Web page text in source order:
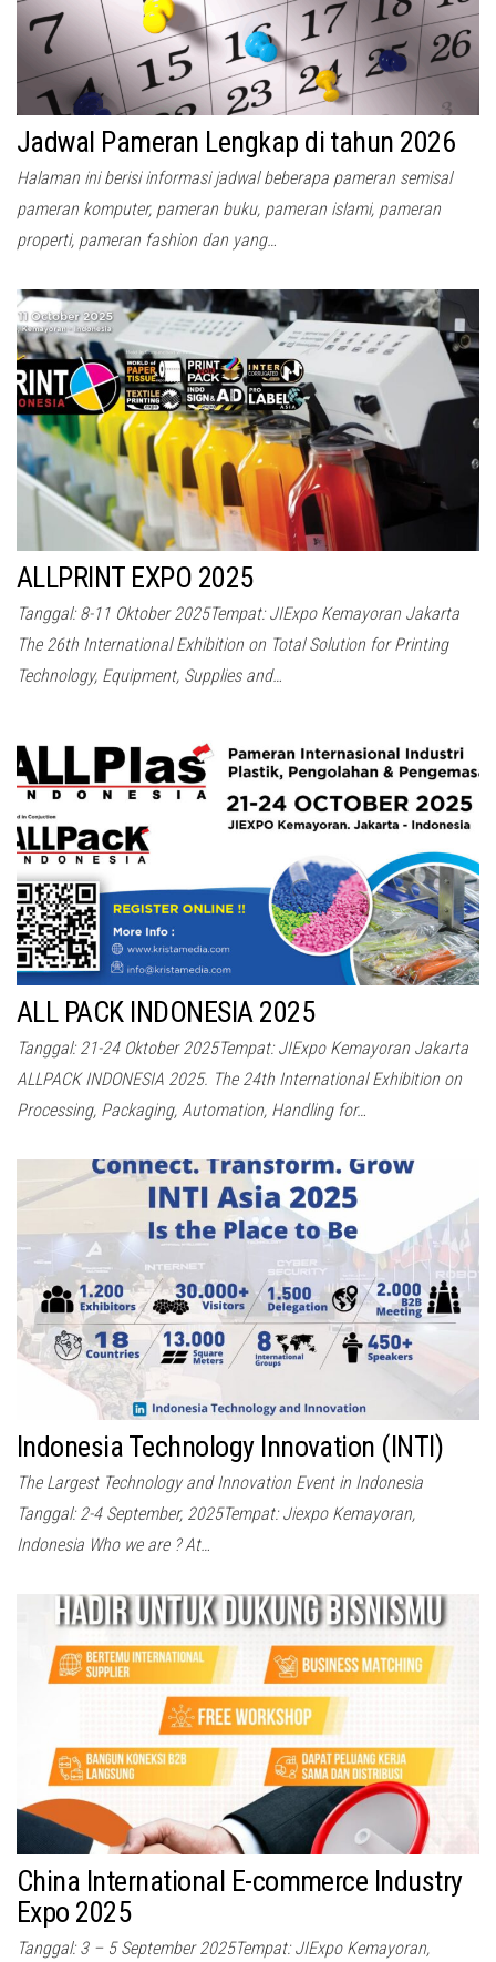
Jadwal Pameran Lengkap di tahun 2026
Halaman ini berisi informasi jadwal beberapa pameran semisal
pameran komputer, pameran buku, pameran islami, pameran
properti, pameran fashion dan yang…
ALLPRINT EXPO 2025
Tanggal: 8-11 Oktober 2025Tempat: JIExpo Kemayoran Jakarta
The 26th International Exhibition on Total Solution for Printing
Technology, Equipment, Supplies and…
ALL PACK INDONESIA 2025
Tanggal: 21-24 Oktober 2025Tempat: JIExpo Kemayoran Jakarta
ALLPACK INDONESIA 2025. The 24th International Exhibition on
Processing, Packaging, Automation, Handling for…
Indonesia Technology Innovation (INTI)
The Largest Technology and Innovation Event in Indonesia
Tanggal: 2-4 September, 2025Tempat: Jiexpo Kemayoran,
Indonesia Who we are ? At…
China International E-commerce Industry
Expo 2025
Tanggal: 3 – 5 September 2025Tempat: JIExpo Kemayoran,